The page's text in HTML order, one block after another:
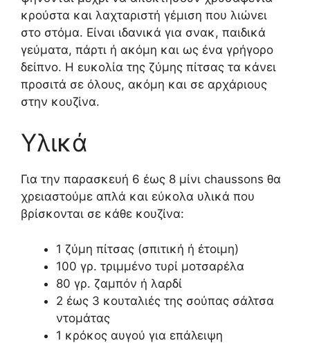
κρούστα και λαχταριστή γέμιση που λιώνει
στο στόμα. Είναι ιδανικά για σνακ, παιδικά
γεύματα, πάρτι ή ακόμη και ως ένα γρήγορο
δείπνο. Η ευκολία της ζύμης πίτσας τα κάνει
προσιτά σε όλους, ακόμη και σε αρχάριους
στην κουζίνα.
Υλικά
Για την παρασκευή 6 έως 8 μίνι chaussons θα
χρειαστούμε απλά και εύκολα υλικά που
βρίσκονται σε κάθε κουζίνα:
1 ζύμη πίτσας (σπιτική ή έτοιμη)
100 γρ. τριμμένο τυρί μοτσαρέλα
80 γρ. ζαμπόν ή λαρδί
2 έως 3 κουταλιές της σούπας σάλτσα
ντομάτας
1 κρόκος αυγού για επάλειψη